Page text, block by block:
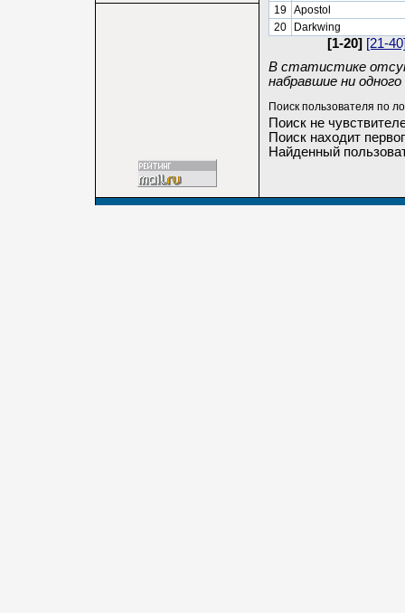
19 Apostol
20
Darkwing
[1-20] [21-
В статистике
набравшие ни одного
Поиск пользователя по
Поиск не
Поиск находит
Найденный